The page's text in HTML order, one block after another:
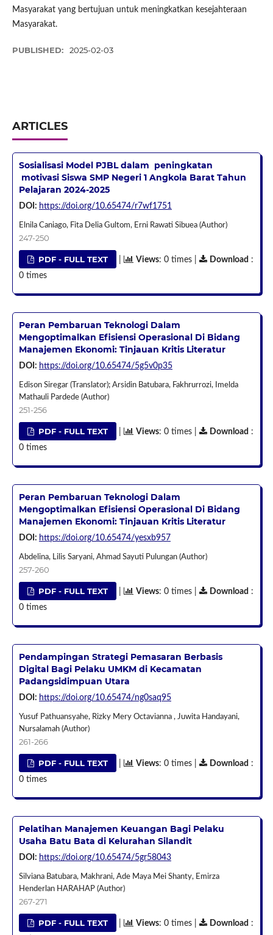
Masyarakat yang bertujuan untuk meningkatkan kesejahteraan
Masyarakat.
PUBLISHED: 2025-02-03
ARTICLES
Sosialisasi Model PJBL dalam peningkatan
motivasi Siswa SMP Negeri 1 Angkola Barat Tahun
Pelajaran 2024-2025
DOI: https://doi.org/10.65474/r7wf1751
Elnila Caniago, Fita Delia Gultom, Erni Rawati Sibuea (Author)
247-250
PDF - FULL TEXT Views: 0 times | Download :
0 times
Peran Pembaruan Teknologi Dalam
Mengoptimalkan Efisiensi Operasional Di Bidang
Manajemen Ekonomi: Tinjauan Kritis Literatur
DOI: https://doi.org/10.65474/5g5v0p35
Edison Siregar (Translator); Arsidin Batubara, Fakhrurrozi, Imelda
Mathauli Pardede (Author)
251-256
PDF - FULL TEXT Views: 0 times | Download :
0 times
Peran Pembaruan Teknologi Dalam
Mengoptimalkan Efisiensi Operasional Di Bidang
Manajemen Ekonomi: Tinjauan Kritis Literatur
DOI: https://doi.org/10.65474/yesxb957
Abdelina, Lilis Saryani, Ahmad Sayuti Pulungan (Author)
257-260
PDF - FULL TEXT Views: 0 times | Download :
0 times
Pendampingan Strategi Pemasaran Berbasis
Digital Bagi Pelaku UMKM di Kecamatan
Padangsidimpuan Utara
DOI: https://doi.org/10.65474/ng0saq95
Yusuf Pathuansyahe, Rizky Mery Octavianna , Juwita Handayani,
Nursalamah (Author)
261-266
PDF - FULL TEXT Views: 0 times | Download :
0 times
Pelatihan Manajemen Keuangan Bagi Pelaku
Usaha Batu Bata di Kelurahan Silandit
DOI: https://doi.org/10.65474/5gr58043
Silviana Batubara, Makhrani, Ade Maya Mei Shanty, Emirza
Henderlan HARAHAP (Author)
267-271
PDF - FULL TEXT Views: 0 times | Download :